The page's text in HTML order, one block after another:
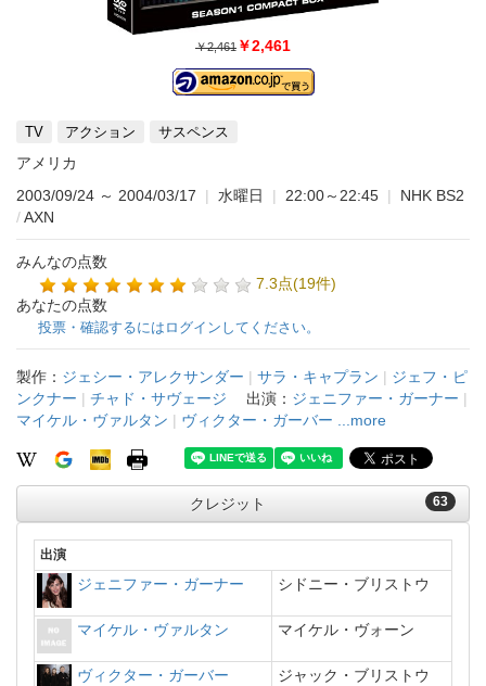
￥2,461 ￥2,461
TV アクション サスペンス
アメリカ
2003/09/24 ～ 2004/03/17 | 水曜日 | 22:00～22:45 |
NHK BS2
/AXN
みんなの点数
7.3点(19件)
あなたの点数
投票・確認するにはログインしてください。
製作： ジェシー・アレクサンダー | サラ・キャプラン | ジェフ・ピ
ンクナー | チャド・サヴェージ 出演： ジェニファー・ガーナー |
マイケル・ヴァルタン | ヴィクター・ガーバー ...more
63
クレジット
出演
ジェニファー・ガーナー シドニー・ブリストウ
マイケル・ヴァルタン マイケル・ヴォーン
ヴィクター・ガーバー ジャック・ブリストウ